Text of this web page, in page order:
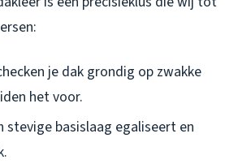
je dak grondig op zwakke
het voor.
stevige basislaag egaliseert en